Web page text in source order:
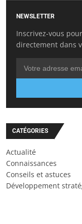
NEWSLETTER
Inscrivez-vous
directement dans
CATÉGORIES
Actualité
Connaissances
Conseils et astuces
Développement